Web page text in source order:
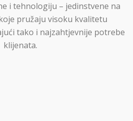
i tehnologiju – jedinstvene na
pružaju visoku kvalitetu
tako i najzahtjevnije potrebe
klijenata.